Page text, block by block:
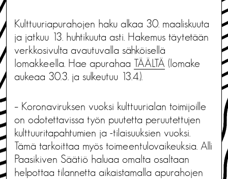
Kulttuuriapurahojen haku alkaa 30. maaliskuuta
ja jatkuu 13. huhtikuuta asti. Hakemus täytetään
verkkosivulta avautuvalla sähköisellä
lomakkeella. Hae apurahaa TÄÄLTÄ (lomake
aukeaa 30.3. ja sulkeutuu 13.4.).
– Koronaviruksen vuoksi kulttuurialan toimijoille
on odotettavissa työn puutetta peruutettujen
kulttuuritapahtumien ja -tilaisuuksien vuoksi.
Tämä tarkoittaa myös toimeentulovaikeuksia. Alli
Paasikiven Säätiö haluaa omalta osaltaan
helpottaa tilannetta aikaistamalla apurahojen